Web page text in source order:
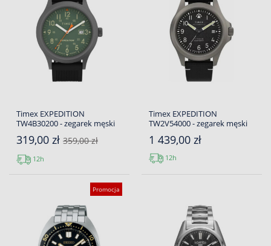
Timex EXPEDITION
TW4B30200 - zegarek męski
319,00 zł 359,00 zł
12h
Timex EXPEDITION
TW2V54000 - zegarek męski
1 439,00 zł
12h
Promocja